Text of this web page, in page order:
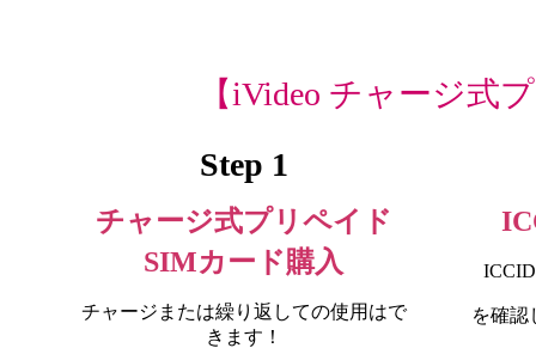
【iVideo チャージ式
Step 1
チャージ式プリペイド
SIMカード購入
チャージまたは繰り返しての使用はで
きます！
を確認